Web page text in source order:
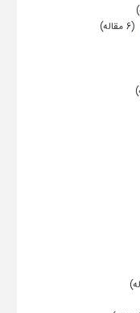
‏ (6 مقاله)